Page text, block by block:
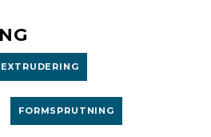
EXTRUDERING
FORMSPRUTNING